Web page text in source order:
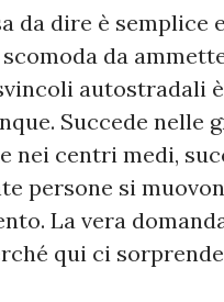
da dire è semplice
scomoda da
autostradali
Succede nelle
nei centri medi,
persone si
La vera
qui ci